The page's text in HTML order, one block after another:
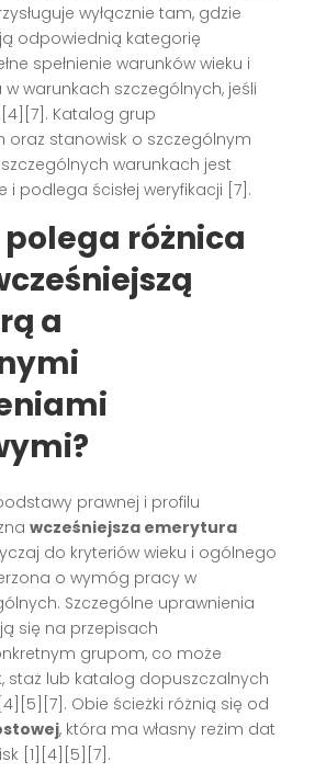
wyłącznie tam, gdzie
odpowiednią kategorię
spełnienie warunków wieku i
warunkach szczególnych, jeśli
Katalog grup
oraz stanowisk o szczególnym
warunkach jest
i podlega ścisłej weryfikacji [7].
różnica
a
prawnej i profilu
wcześniejsza emerytura
do kryteriów wieku i ogólnego
o wymóg pracy w
Szczególne uprawnienia
się na przepisach
grupom, co może
staż lub katalog dopuszczalnych
Obie ścieżki różnią się od
, która ma własny reżim dat
[1][4][5][7].